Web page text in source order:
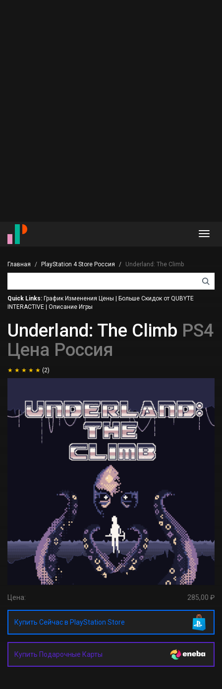
Главная PlayStation 4 Store Россия Underland: The Climb
Quick Links: График Изменения Цены
Больше Скидок от QUBYTE
INTERACTIVE
Описание Игры
Underland: The Climb PS4
Цена Россия
(2)
Цена: 285,00 ₽
Купить Сейчас в PlayStation Store
Купить Подарочные Карты